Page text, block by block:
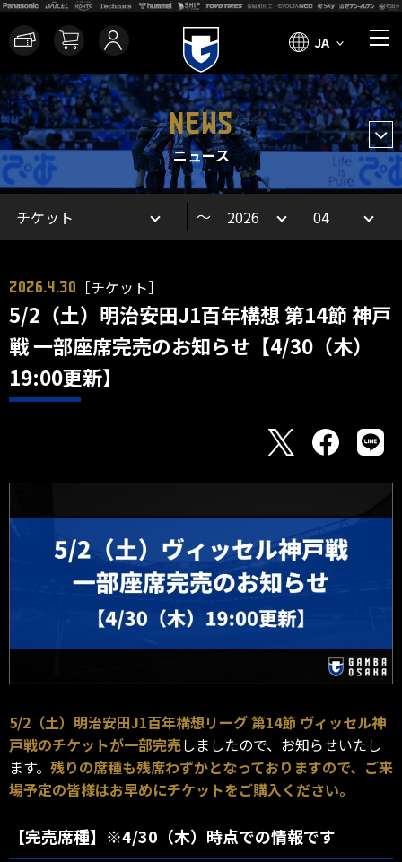
JA
NEWS
ニュース
～
2026.4.30 ［チケット］
5/2（土）明治安田J1百年構想 第14節 神戸
戦 一部座席完売のお知らせ【4/30（木）
19:00更新】
5/2（土）明治安田J1百年構想リーグ 第14節 ヴィッセル神
戸戦のチケットが一部完売しましたので、お知らせいたし
ます。 残りの席種も残席わずかとなっておりますので、ご来
場予定の皆様はお早めにチケットをご購入ください。
【完売席種】※4/30（木）時点での情報です